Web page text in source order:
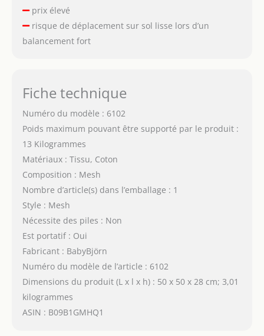
prix élevé
risque de déplacement sur sol lisse lors d’un
balancement fort
Fiche technique
Numéro du modèle : 6102
Poids maximum pouvant être supporté par le produit :
13 Kilogrammes
Matériaux : Tissu, Coton
Composition : Mesh
Nombre d’article(s) dans l’emballage : 1
Style : Mesh
Nécessite des piles : Non
Est portatif : Oui
Fabricant : BabyBjörn
Numéro du modèle de l’article : 6102
Dimensions du produit (L x l x h) : 50 x 50 x 28 cm; 3,01
kilogrammes
ASIN : B09B1GMHQ1